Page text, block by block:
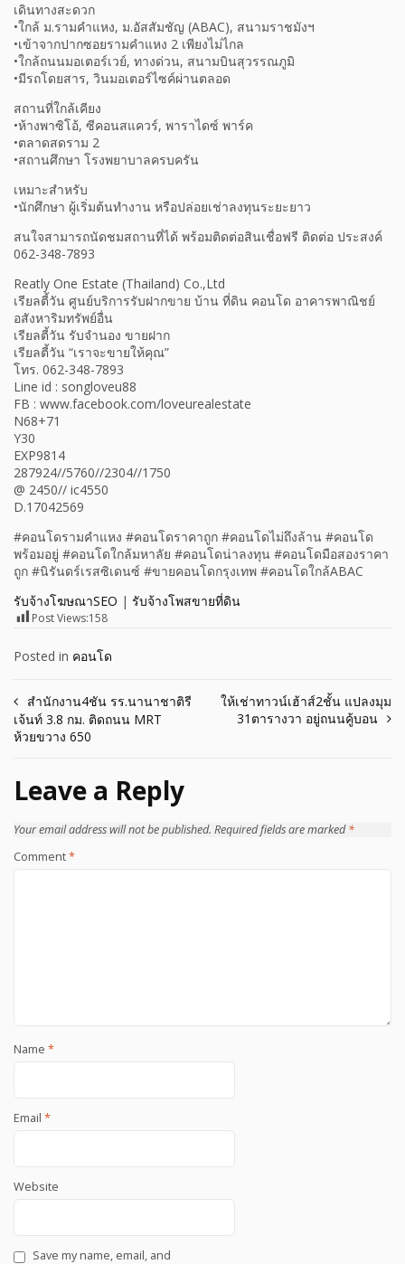
เดินทางสะดวก
•ใกล้ ม.รามคำแหง, ม.อัสสัมชัญ (ABAC), สนามราชมังฯ
•เข้าจากปากซอยรามคำแหง 2 เพียงไม่ไกล
•ใกล้ถนนมอเตอร์เวย์, ทางด่วน, สนามบินสุวรรณภูมิ
•มีรถโดยสาร, วินมอเตอร์ไซค์ผ่านตลอด
สถานที่ใกล้เคียง
•ห้างพาซิโอ้, ซีคอนสแควร์, พาราไดซ์ พาร์ค
•ตลาดสดราม 2
•สถานศึกษา โรงพยาบาลครบครัน
เหมาะสำหรับ
•นักศึกษา ผู้เริ่มต้นทำงาน หรือปล่อยเช่าลงทุนระยะยาว
สนใจสามารถนัดชมสถานที่ได้ พร้อมติดต่อสินเชื่อฟรี ติดต่อ ประสงค์
062-348-7893
Reatly One Estate (Thailand) Co.,Ltd
เรียลตี้วัน ศูนย์บริการรับฝากขาย บ้าน ที่ดิน คอนโด อาคารพาณิชย์
อสังหาริมทรัพย์อื่น
เรียลตี้วัน รับจำนอง ขายฝาก
เรียลตี้วัน “เราจะขายให้คุณ”
โทร. 062-348-7893
Line id : songloveu88
FB : www.facebook.com/loveurealestate
N68+71
Y30
EXP9814
287924//5760//2304//1750
@ 2450// ic4550
D.17042569
#คอนโดรามคำแหง #คอนโดราคาถูก #คอนโดไม่ถึงล้าน #คอนโด
พร้อมอยู่ #คอนโดใกล้มหาลัย #คอนโดน่าลงทุน #คอนโดมือสองราคา
ถูก #นิรันดร์เรสซิเดนซ์ #ขายคอนโดกรุงเทพ #คอนโดใกล้ABAC
รับจ้างโฆษณาSEO | รับจ้างโพสขายที่ดิน
Post Views:158
Posted in คอนโด
Post
navigation
สำนักงาน4ชัน รร.นานาชาติรี
เจ้นท์ 3.8 กม. ติดถนน MRT
ห้วยขวาง 650
ให้เช่าทาวน์เฮ้าส์2ชั้น แปลงมุม
31ตารางวา อยู่ถนนคู้บอน
Leave a Reply
Your email address will not be published. Required fields are marked*
Comment*
Name *
Email *
Website
Save my name, email, and